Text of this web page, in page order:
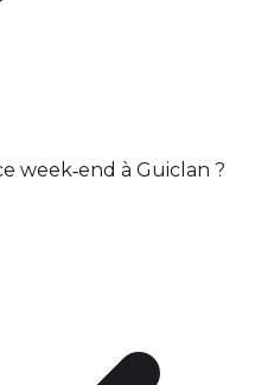
week‑end à Guiclan ?